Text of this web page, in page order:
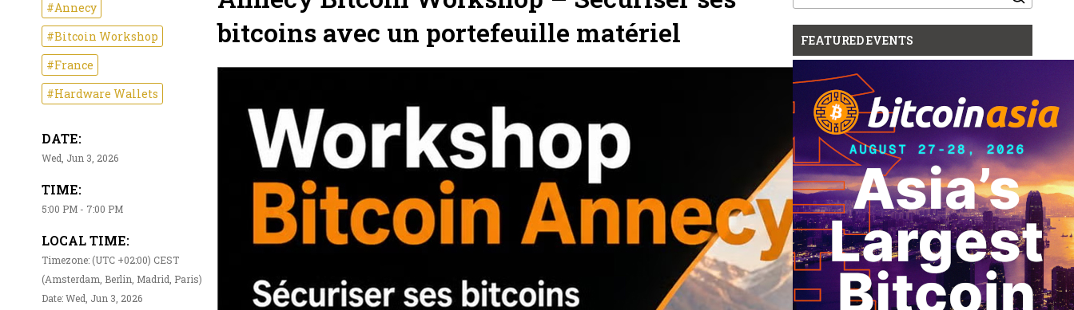
#Annecy
#Bitcoin Workshop
#France
#Hardware Wallets
DATE:
Wed, Jun 3, 2026
TIME:
5:00 PM - 7:00 PM
LOCAL TIME:
Timezone: (UTC +02:00) CEST
(Amsterdam, Berlin, Madrid, Paris)
Date: Wed, Jun 3, 2026
bitcoins avec un portefeuille matériel
for:
FEATURED EVENTS